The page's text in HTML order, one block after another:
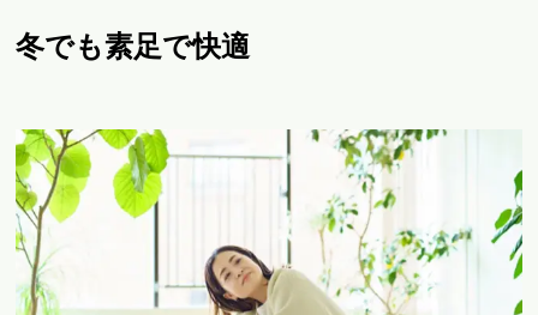
冬でも素足で快適